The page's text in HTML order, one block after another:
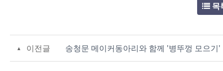
목
이전글 송청문 메이커동아리와 함께 '병뚜껑 모으기'